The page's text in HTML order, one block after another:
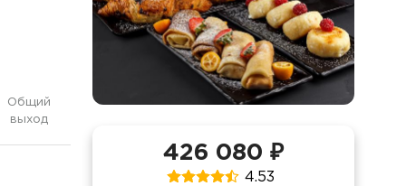
Общий
выход
426 080 ₽
4.53